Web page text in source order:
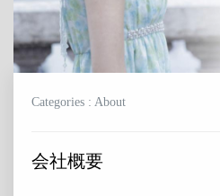
Categories : About
会社概要